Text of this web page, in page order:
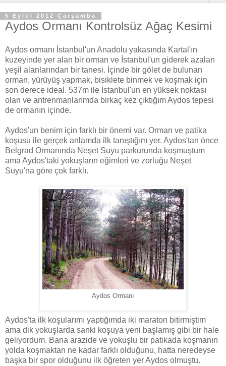
5 Eylül 2012 Çarşamba
Aydos Ormanı Kontrolsüz Ağaç Kesimi
Aydos ormanı İstanbul'un Anadolu yakasında Kartal'ın
kuzeyinde yer alan bir orman ve İstanbul'un giderek azalan
yeşil alanlarından bir tanesi. İçinde bir gölet de bulunan
orman, yürüyüş yapmak, bisiklete binmek ve koşmak için
son derece ideal. 537m ile İstanbul'un en yüksek noktası
olan ve antrenmanlarımda birkaç kez çıktığım Aydos tepesi
de ormanın içinde.
Aydos'un benim için farklı bir önemi var. Orman ve patika
koşusu ile gerçek anlamda ilk tanıştığım yer. Aydos'tan önce
Belgrad Ormanında Neşet Suyu parkurunda koşmuştum
ama Aydos'taki yokuşların eğimleri ve zorluğu Neşet
Suyu'na göre çok farklı.
Aydos Ormanı
Aydos'ta ilk koşularımı yaptığımda iki maraton bitirmiştim
ama dik yokuşlarda sanki koşuya yeni başlamış gibi bir hale
geliyordum. Bana arazide ve yokuşlu bir patikada koşmanın
yolda koşmaktan ne kadar farklı olduğunu, hatta neredeyse
başka bir spor olduğunu ilk öğreten yer Aydos olmuştu.